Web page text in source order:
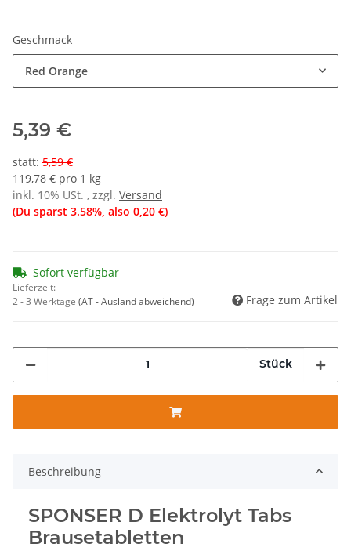
Geschmack
Red Orange
5,39 €
statt: 5,59 €
119,78 € pro 1 kg
inkl. 10% USt. , zzgl. Versand
(Du sparst 3.58%, also 0,20 €)
Sofort verfügbar
Lieferzeit:
2 - 3 Werktage (AT - Ausland abweichend) Frage zum Artikel
Stück
Beschreibung
SPONSER D Elektrolyt Tabs
Brausetabletten